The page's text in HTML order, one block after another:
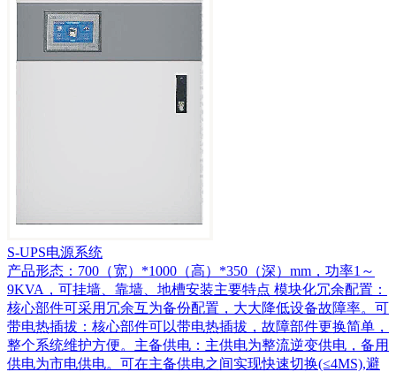
S-UPS电源系统
产品形态：700（宽）*1000（高）*350（深）mm，功率1～
9KVA，可挂墙、靠墙、地槽安装主要特点 模块化冗余配置：
核心部件可采用冗余互为备份配置，大大降低设备故障率。可
带电热插拔：核心部件可以带电热插拔，故障部件更换简单，
整个系统维护方便。主备供电：主供电为整流逆变供电，备用
供电为市电供电。可在主备供电之间实现快速切换(≤4MS),避